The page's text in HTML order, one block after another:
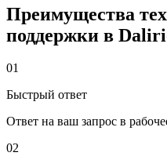
Преимущества
поддержки в
01
Быстрый ответ
Ответ на ваш запрос в
02